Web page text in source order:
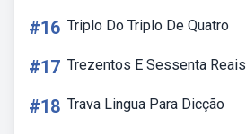
#16 Triplo Do Triplo De Quatro
#17 Trezentos E Sessenta Reais
#18 Trava Lingua Para Dicção